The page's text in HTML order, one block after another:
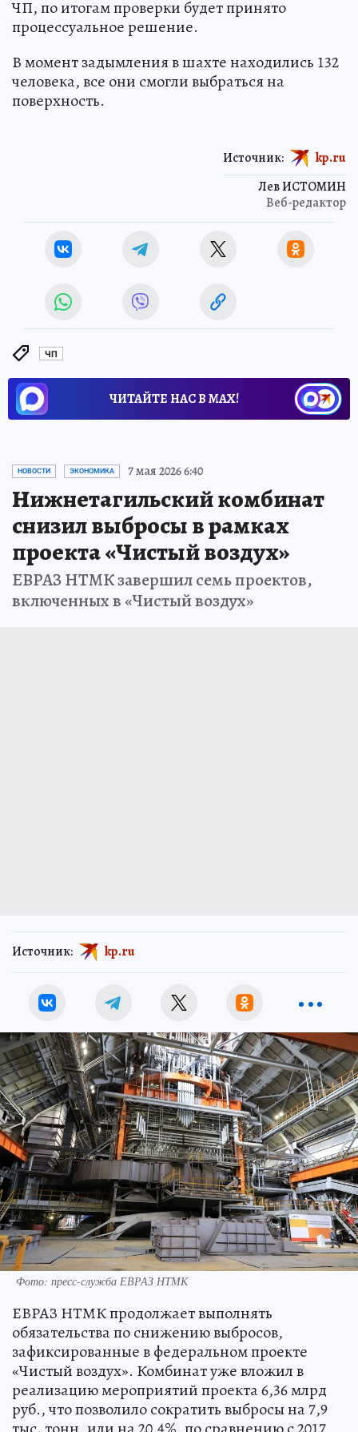
ЧП, по итогам проверки будет принято
процессуальное решение.
В момент задымления в шахте находились 132
человека, все они смогли выбраться на
поверхность.
Лев ИСТОМИН
Веб-редактор
Источник: kp.ru
ЧП
ЧИТАЙТЕ НАС В МАХ!
НОВОСТИ ЭКОНОМИКА 7 мая 2026 6:40
Нижнетагильский комбинат
снизил выбросы в рамках
проекта «Чистый воздух»
ЕВРАЗ НТМК завершил семь проектов,
включенных в «Чистый воздух»
Источник: kp.ru
Фото: пресс-служба ЕВРАЗ НТМК
ЕВРАЗ НТМК продолжает выполнять
обязательства по снижению выбросов,
зафиксированные в федеральном проекте
«Чистый воздух». Комбинат уже вложил в
реализацию мероприятий проекта 6,36 млрд
руб., что позволило сократить выбросы на 7,9